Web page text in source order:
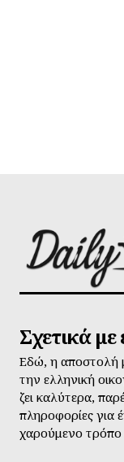
Σχετικά με
Εδώ, η αποστολή
την ελληνική
ζει καλύτερα,
πληροφορίες για
χαρούμενο τρόπο